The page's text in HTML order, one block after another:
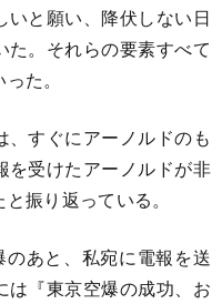
いと願い、降伏しない日
。それらの要素すべて
た。
すぐにアーノルドのも
を受けたアーノルドが非
振り返っている。
のあと、私宛に電報を送
は『東京空爆の成功、お